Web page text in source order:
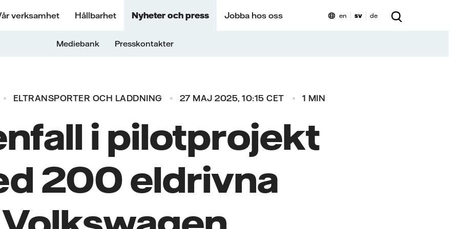
verksamhet Hållbarhet Nyheter och press Jobba hos oss
Mediebank Presskontakter
en sv de
ELTRANSPORTER OCH LADDNING 27 MAJ 2025, 10:15 CET 1 MIN
i pilotprojekt
200 eldrivna